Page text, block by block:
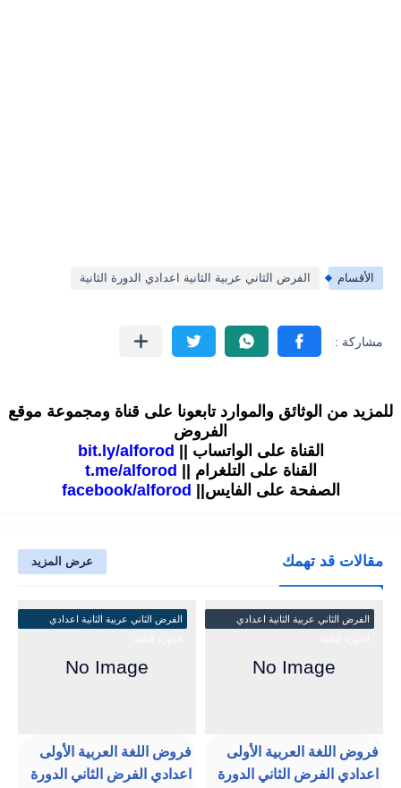
الأقسام الفرض الثاني عربية الثانية اعدادي الدورة الثانية
للمزيد من الوثائق والموارد تابعونا على قناة ومجموعة موقع
الفروض
القناة على الواتساب ||
bit.ly/alforod
القناة على التلغرام ||
t.me/alforod
الصفحة على الفايس||
facebook/alforod
مقالات قد تهمك عرض المزيد
الفرض الثاني عربية الثانية اعدادي
فروض اللغة العربية الأولى
اعدادي الفرض الثاني الدورة
الفرض الثاني عربية الثانية اعدادي
فروض اللغة العربية الأولى
اعدادي الفرض الثاني الدورة